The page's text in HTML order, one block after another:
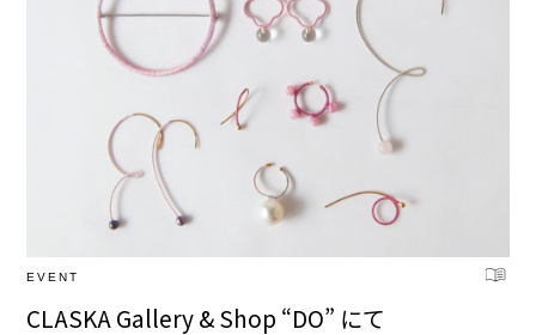
EVENT
CLASKA Gallery & Shop “DO” にて